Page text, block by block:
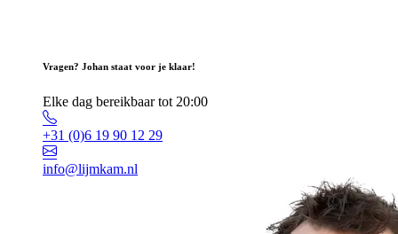
Vragen? Johan staat voor je klaar!
Elke dag bereikbaar tot 20:00
+31 (0)6 19 90 12 29
info@lijmkam.nl